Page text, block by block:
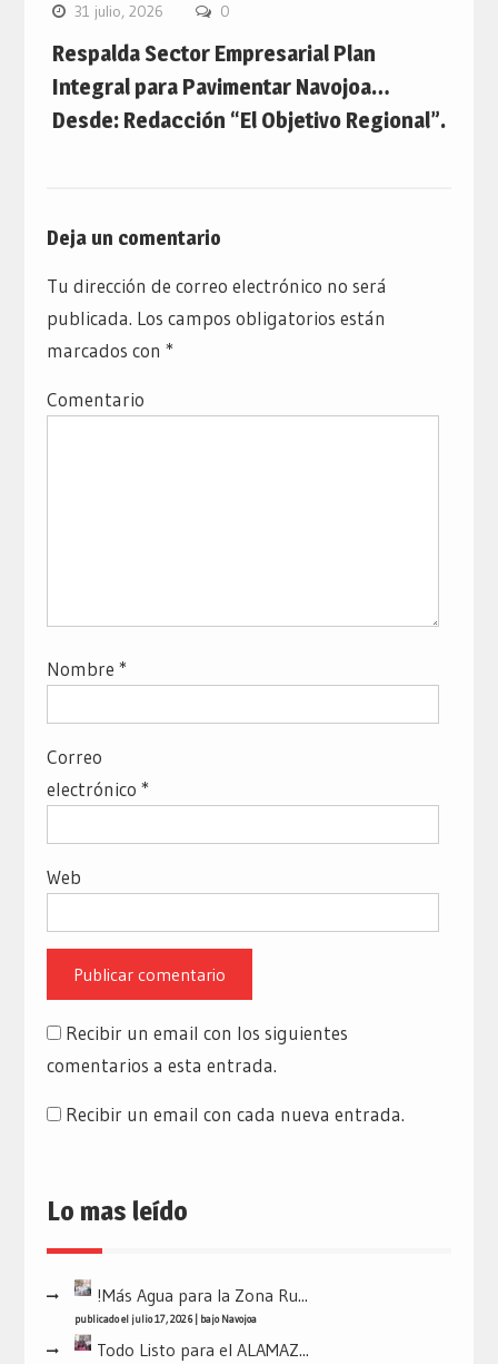
31 julio, 2026 0
Respalda Sector Empresarial Plan
Integral para Pavimentar Navojoa…
Desde: Redacción “El Objetivo Regional”.
Deja un comentario
Tu dirección de correo electrónico no será
publicada. Los campos obligatorios están
marcados con *
Comentario
Nombre *
Correo
electrónico *
Web
Recibir un email con los siguientes
comentarios a esta entrada.
Recibir un email con cada nueva entrada.
Lo mas leído
!Más Agua para la Zona Ru...
publicado el julio 17, 2026| bajoNavojoa
Todo Listo para el ALAMAZ...